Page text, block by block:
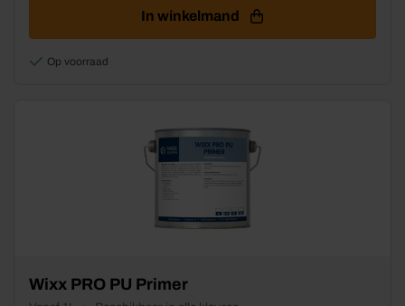
In winkelmand
op Op voorraad
Wixx PRO PU Primer
Dit